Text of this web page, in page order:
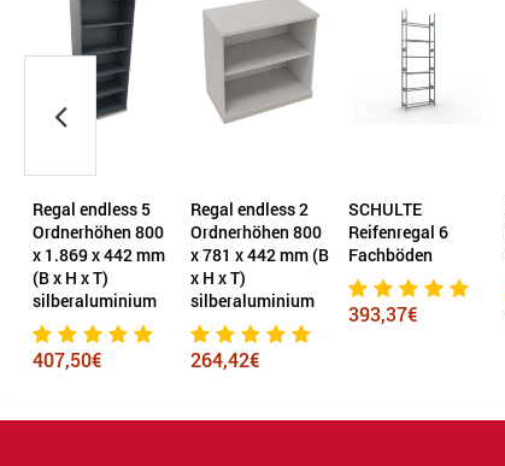
Regal endless 5
Ordnerhöhen 800
x 1.869 x 442 mm
(B x H x T)
silberaluminium
407,50€
Regal endless 2
Ordnerhöhen 800
x 781 x 442 mm (B
x H x T)
silberaluminium
264,42€
SCHULTE
Reifenregal 6
Fachböden
393,37€